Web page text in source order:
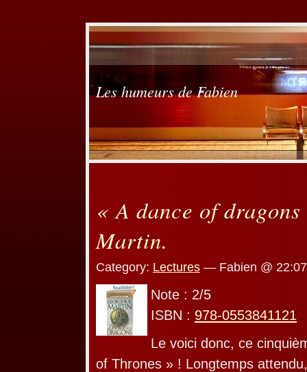
Les humeurs de Fabien
« A dance of
Martin.
Category: Lectures — Fabien @ 22:07
Note : 2/5
ISBN : 978-0553841121
Le voici donc, ce
of Thrones » ! Longtemps